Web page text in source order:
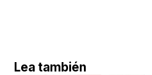
Lea también